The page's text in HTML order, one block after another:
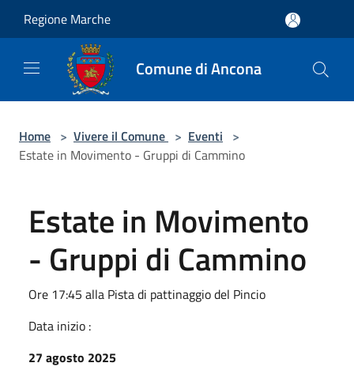
Regione Marche
Comune di Ancona
Home > Vivere il Comune > Eventi >
Estate in Movimento - Gruppi di Cammino
Estate in Movimento
- Gruppi di Cammino
Ore 17:45 alla Pista di pattinaggio del Pincio
Data inizio :
27 agosto 2025